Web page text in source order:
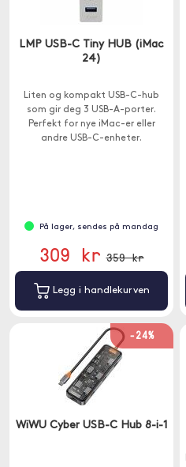
LMP USB-C Tiny HUB (iMac
24)
Liten og kompakt USB-C-hub
som gir deg 3 USB-A-porter.
Perfekt for nye iMac-er eller
andre USB-C-enheter.
På lager, sendes på mandag
309 kr 359 kr
Legg i handlekurven
-24%
WiWU Cyber USB-C Hub 8-i-1